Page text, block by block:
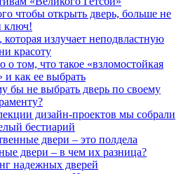
чтобы открыть дверь, больше не
ключ!
которая излучает неподвластную
красоту
о том, что такое «взломостойкая
и как ее выбрать
бы не выбрать дверь по своему
дизайн-проектов мы собрали
бестиарий
двери – это полдела
двери – в чем их разница?
надежных дверей